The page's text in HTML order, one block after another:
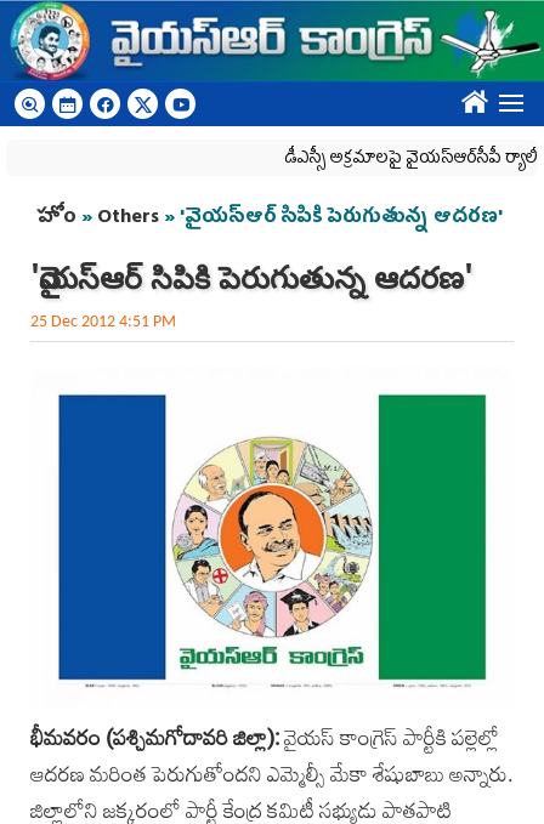
Skip to main content
????
డీఎస్సీ అక్రమాలపై వైయ‌స్ఆర్‌సీపీ ర్యాలీలకు
You are here
హోం »Others» 'వైయస్‌ఆర్‌ సిపికి పెరుగుతున్న ఆదరణ'
'వైయస్‌ఆర్‌ సిపికి పెరుగుతున్న ఆదరణ'
25 Dec 2012 4:51 PM
భీమవరం (పశ్చిమగోదావరి జిల్లా):వైయస్ కాంగ్రె‌స్ పార్టీకి‌ పల్లెల్లో
ఆదరణ మరింత పెరుగుతోందని ఎమ్మెల్సీ మేకా శేషుబాబు అన్నారు.
జిల్లాలోని జక్కరంలో పార్టీ కేంద్ర కమిటీ సభ్యుడు పాతపాటి